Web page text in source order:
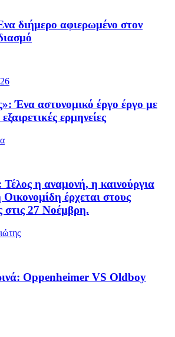
διήμερο αφιερωμένο στον
Ένα αστυνομικό έργο έργο με
ερμηνείες
η αναμονή, η καινούργια
Οικονομίδη έρχεται στους
στις 27 Νοέμβρη.
Oppenheimer VS Oldboy